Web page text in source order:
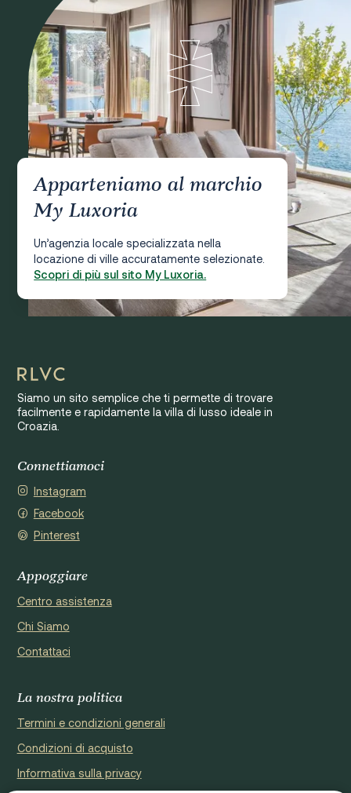
Apparteniamo al marchio
My Luxoria
Un’agenzia locale specializzata nella
locazione di ville accuratamente selezionate.
Scopri di più sul sito My Luxoria.
Siamo un sito semplice che ti permette di trovare
facilmente e rapidamente la villa di lusso ideale in
Croazia.
Connettiamoci
Instagram
Facebook
Pinterest
Appoggiare
Centro assistenza
Chi Siamo
Contattaci
La nostra politica
Termini e condizioni generali
Condizioni di acquisto
Informativa sulla privacy